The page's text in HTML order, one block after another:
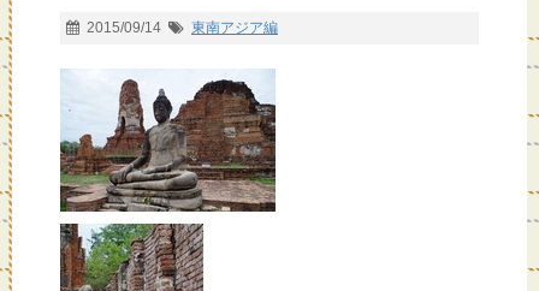
2015/09/14 東南アジア編